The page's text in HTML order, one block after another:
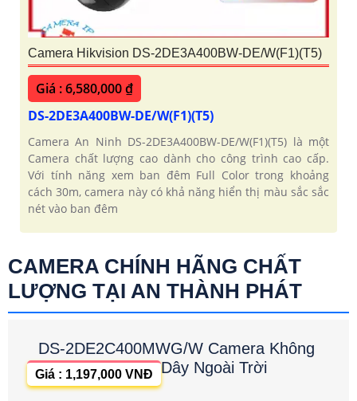
Camera Hikvision DS-2DE3A400BW-DE/W(F1)(T5)
Giá : 6,580,000 ₫
DS-2DE3A400BW-DE/W(F1)(T5)
Camera An Ninh DS-2DE3A400BW-DE/W(F1)(T5) là một
Camera chất lượng cao dành cho công trình cao cấp.
Với tính năng xem ban đêm Full Color trong khoảng
cách 30m, camera này có khả năng hiển thị màu sắc sắc
nét vào ban đêm
CAMERA CHÍNH HÃNG CHẤT
LƯỢNG TẠI AN THÀNH PHÁT
DS-2DE2C400MWG/W Camera Không
Dây Ngoài Trời
Giá : 1,197,000 VNĐ